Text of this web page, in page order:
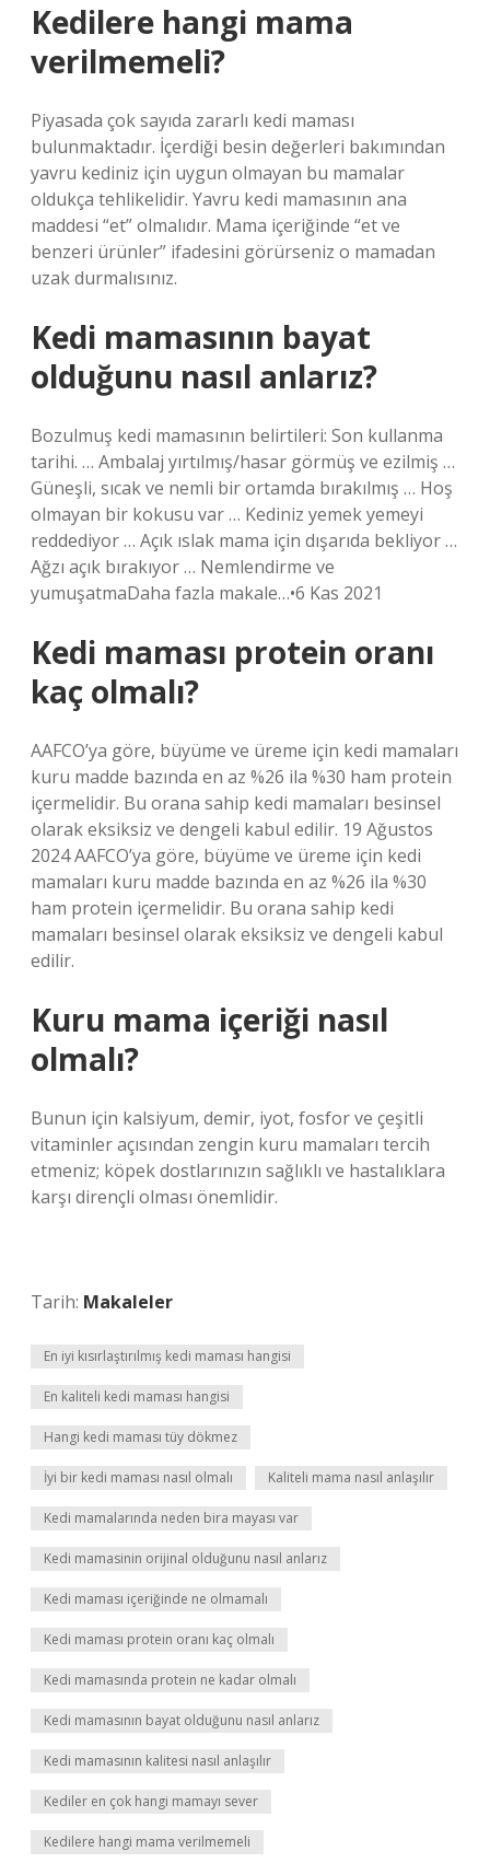
Kedilere hangi mama
verilmemeli?
Piyasada çok sayıda zararlı kedi maması
bulunmaktadır. İçerdiği besin değerleri bakımından
yavru kediniz için uygun olmayan bu mamalar
oldukça tehlikelidir. Yavru kedi mamasının ana
maddesi “et” olmalıdır. Mama içeriğinde “et ve
benzeri ürünler” ifadesini görürseniz o mamadan
uzak durmalısınız.
Kedi mamasının bayat
olduğunu nasıl anlarız?
Bozulmuş kedi mamasının belirtileri: Son kullanma
tarihi. … Ambalaj yırtılmış/hasar görmüş ve ezilmiş …
Güneşli, sıcak ve nemli bir ortamda bırakılmış … Hoş
olmayan bir kokusu var … Kediniz yemek yemeyi
reddediyor … Açık ıslak mama için dışarıda bekliyor …
Ağzı açık bırakıyor … Nemlendirme ve
yumuşatmaDaha fazla makale…•6 Kas 2021
Kedi maması protein oranı
kaç olmalı?
AAFCO’ya göre, büyüme ve üreme için kedi mamaları
kuru madde bazında en az %26 ila %30 ham protein
içermelidir. Bu orana sahip kedi mamaları besinsel
olarak eksiksiz ve dengeli kabul edilir. 19 Ağustos
2024 AAFCO’ya göre, büyüme ve üreme için kedi
mamaları kuru madde bazında en az %26 ila %30
ham protein içermelidir. Bu orana sahip kedi
mamaları besinsel olarak eksiksiz ve dengeli kabul
edilir.
Kuru mama içeriği nasıl
olmalı?
Bunun için kalsiyum, demir, iyot, fosfor ve çeşitli
vitaminler açısından zengin kuru mamaları tercih
etmeniz; köpek dostlarınızın sağlıklı ve hastalıklara
karşı dirençli olması önemlidir.
Tarih: Makaleler
En iyi kısırlaştırılmış kedi maması hangisi
En kaliteli kedi maması hangisi
Hangi kedi maması tüy dökmez
İyi bir kedi maması nasıl olmalı Kaliteli mama nasıl anlaşılır
Kedi mamalarında neden bira mayası var
Kedi mamasinin orijinal olduğunu nasıl anlarız
Kedi maması içeriğinde ne olmamalı
Kedi maması protein oranı kaç olmalı
Kedi mamasında protein ne kadar olmalı
Kedi mamasının bayat olduğunu nasıl anlarız
Kedi mamasının kalitesi nasıl anlaşılır
Kediler en çok hangi mamayı sever
Kedilere hangi mama verilmemeli